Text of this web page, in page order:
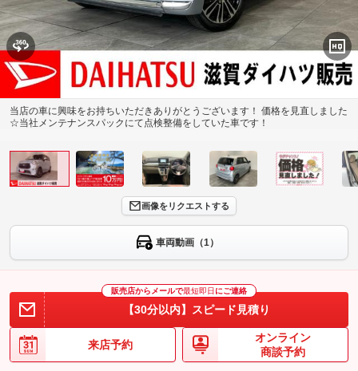
当店の車に興味をお持ちいただきありがとうございます！ 価格を見直しました
☆当社メンテナンスパックにて点検整備をしていた車です！
画像をリクエストする
車両動画（1）
販売店からメールで最短即日 にご連絡
【30分以内】スピード見積り
来店予約
オンライン
商談予約